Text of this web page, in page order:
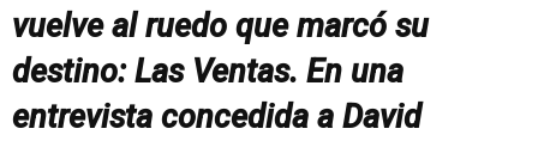
vuelve al ruedo que marcó su
destino: Las Ventas. En una
entrevista concedida a David